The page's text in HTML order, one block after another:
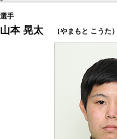
選手
山本 晃太 （やまもと こうた）